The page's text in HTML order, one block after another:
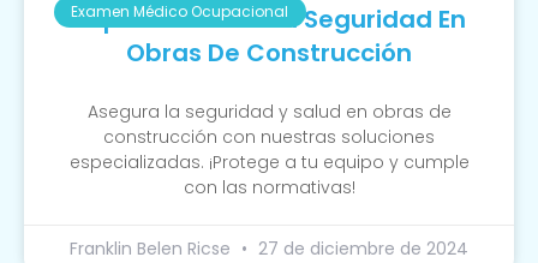
Examen Médico Ocupacional
Importancia De La Seguridad En
Obras De Construcción
Asegura la seguridad y salud en obras de
construcción con nuestras soluciones
especializadas. ¡Protege a tu equipo y cumple
con las normativas!
Franklin Belen Ricse 27 de diciembre de 2024